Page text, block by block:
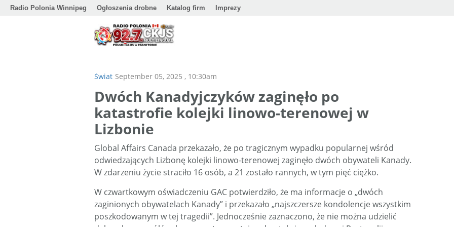
Radio Polonia Winnipeg Ogłoszenia drobne Katalog firm Imprezy
Świat September 05, 2025 , 10:30am
Dwóch Kanadyjczyków zaginęło po
katastrofie kolejki linowo-terenowej w
Lizbonie
Global Affairs Canada przekazało, że po tragicznym wypadku popularnej wśród
odwiedzających Lizbonę kolejki linowo-terenowej zaginęło dwóch obywateli Kanady.
W zdarzeniu życie straciło 16 osób, a 21 zostało rannych, w tym pięć ciężko.
W czwartkowym oświadczeniu GAC potwierdziło, że ma informacje o „dwóch
zaginionych obywatelach Kanady” i przekazało „najszczersze kondolencje wszystkim
poszkodowanym w tej tragedii”. Jednocześnie zaznaczono, że nie można udzielić